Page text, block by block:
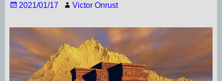
A
r
o
d
2021/01/17 Victor Onrust